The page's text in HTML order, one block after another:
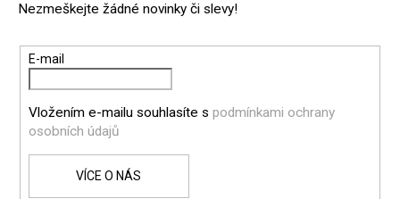
Nezmeškejte žádné novinky či slevy!
E-mail
Vložením e-mailu souhlasíte s podmínkami ochrany
osobních údajů